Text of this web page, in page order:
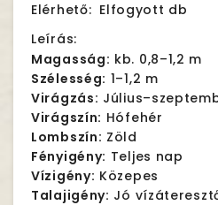
Elérhető: Elfogyott db
Leírás:
Magasság: kb. 0,8–1,2 m
Szélesség: 1–1,2 m
Virágzás:
Virágszín: Hófehér
Lombszín: Zöld
Fényigény: Teljes nap
Vízigény: Közepes
Talajigény: Jó